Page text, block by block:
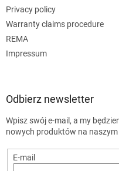
Privacy policy
Warranty claims procedure
REMA
Impressum
Odbierz newsletter
Wpisz swój e-mail, a my
nowych produktów na naszym
E-mail